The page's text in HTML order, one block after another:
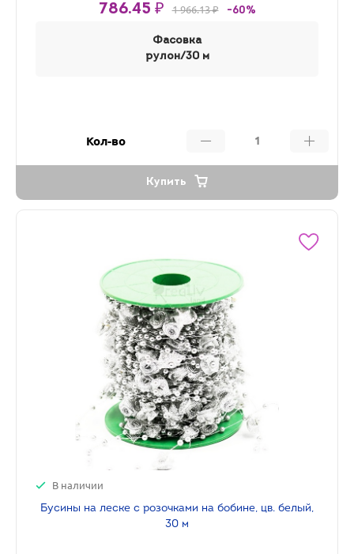
786.45 ₽ 1 966.13 ₽ -60%
Фасовка
рулон/30 м
Кол-во
Купить
В наличии
Бусины на леске с розочками на бобине, цв. белый,
30 м